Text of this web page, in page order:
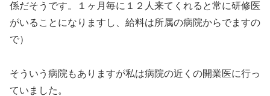
係だそうです。１ヶ月毎に１２人来てくれると常に研修医
がいることになりますし、給料は所属の病院からでますの
で）
そういう病院もありますが私は病院の近くの開業医に行っ
ていました。